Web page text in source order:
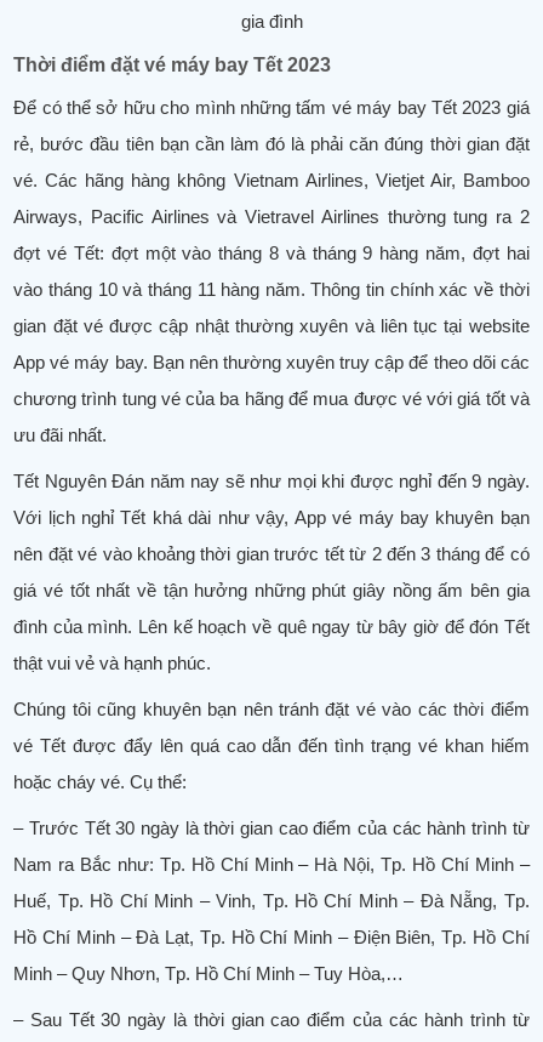
gia đình
Thời điểm đặt vé máy bay Tết 2023
Để có thể sở hữu cho mình những tấm vé máy bay Tết 2023 giá
rẻ, bước đầu tiên bạn cần làm đó là phải căn đúng thời gian đặt
vé. Các hãng hàng không Vietnam Airlines, Vietjet Air, Bamboo
Airways, Pacific Airlines và Vietravel Airlines thường tung ra 2
đợt vé Tết: đợt một vào tháng 8 và tháng 9 hàng năm, đợt hai
vào tháng 10 và tháng 11 hàng năm. Thông tin chính xác về thời
gian đặt vé được cập nhật thường xuyên và liên tục tại website
App vé máy bay. Bạn nên thường xuyên truy cập để theo dõi các
chương trình tung vé của ba hãng để mua được vé với giá tốt và
ưu đãi nhất.
Tết Nguyên Đán năm nay sẽ như mọi khi được nghỉ đến 9 ngày.
Với lịch nghỉ Tết khá dài như vậy, App vé máy bay khuyên bạn
nên đặt vé vào khoảng thời gian trước tết từ 2 đến 3 tháng để có
giá vé tốt nhất về tận hưởng những phút giây nồng ấm bên gia
đình của mình. Lên kế hoạch về quê ngay từ bây giờ để đón Tết
thật vui vẻ và hạnh phúc.
Chúng tôi cũng khuyên bạn nên tránh đặt vé vào các thời điểm
vé Tết được đẩy lên quá cao dẫn đến tình trạng vé khan hiếm
hoặc cháy vé. Cụ thể:
– Trước Tết 30 ngày là thời gian cao điểm của các hành trình từ
Nam ra Bắc như: Tp. Hồ Chí Minh – Hà Nội, Tp. Hồ Chí Minh –
Huế, Tp. Hồ Chí Minh – Vinh, Tp. Hồ Chí Minh – Đà Nẵng, Tp.
Hồ Chí Minh – Đà Lạt, Tp. Hồ Chí Minh – Điện Biên, Tp. Hồ Chí
Minh – Quy Nhơn, Tp. Hồ Chí Minh – Tuy Hòa,…
– Sau Tết 30 ngày là thời gian cao điểm của các hành trình từ